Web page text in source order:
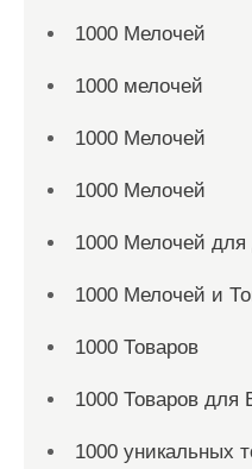
1000 Мелочей
1000 мелочей
1000 Мелочей
1000 Мелочей
1000 Мелочей
1000 Мелочей и
1000 Товаров
1000 Товаров для
1000 уникальных